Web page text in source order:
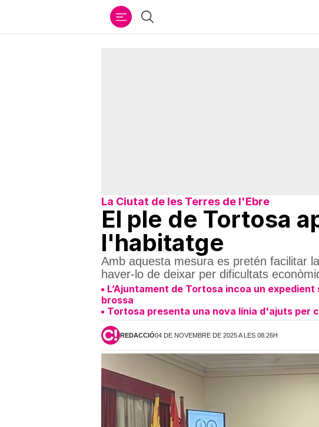
Cercar
La Ciutat de les Terres de l'Ebre
El ple de Tortosa
l'habitatge
Amb aquesta mesura es pretén facilitar
haver-lo de deixar per dificultats
L’Ajuntament de Tortosa incoa un
brossa
Tortosa presenta una nova línia d'ajuts per
REDACCIÓ04 DE NOVEMBRE DE 2025 A LES 08:26H